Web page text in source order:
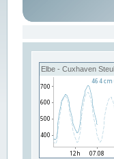
Elbe - Cuxhaven